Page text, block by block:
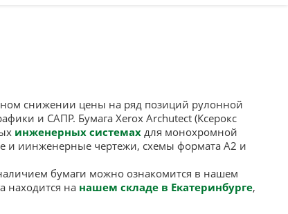
снижении цены на ряд позиций рулонной
и САПР. Бумага Xerox Archutect (Ксерокс
инженерных системахдля монохромной
и иинженерные чертежи, схемы формата А2 и
бумаги можно ознакомится в нашем
находится на нашем складе в Екатеринбурге,